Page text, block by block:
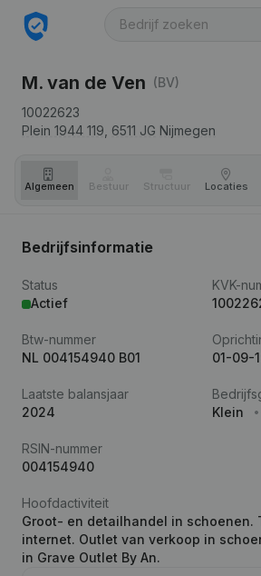
M. van de Ven (BV)
10022623
Plein 1944 119, 6511 JG Nijmegen
Algemeen Bestuur Structuur Locaties
Bedrijfsinformatie
Status
Actief
KVK-
Btw-nummer
NL 004154940 B01
01-09-
Laatste balansjaar
2024
Klein
RSIN-nummer
004154940
Hoofdactiviteit
Groot- en detailhandel in schoenen.
internet. Outlet van verkoop in
in Grave Outlet By An.